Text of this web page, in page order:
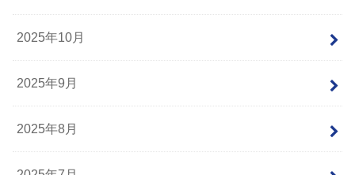
2025年10月
2025年9月
2025年8月